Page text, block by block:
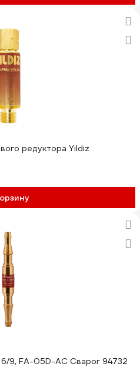
редуктора Yildiz
9, FA-05D-AC Сварог 94732